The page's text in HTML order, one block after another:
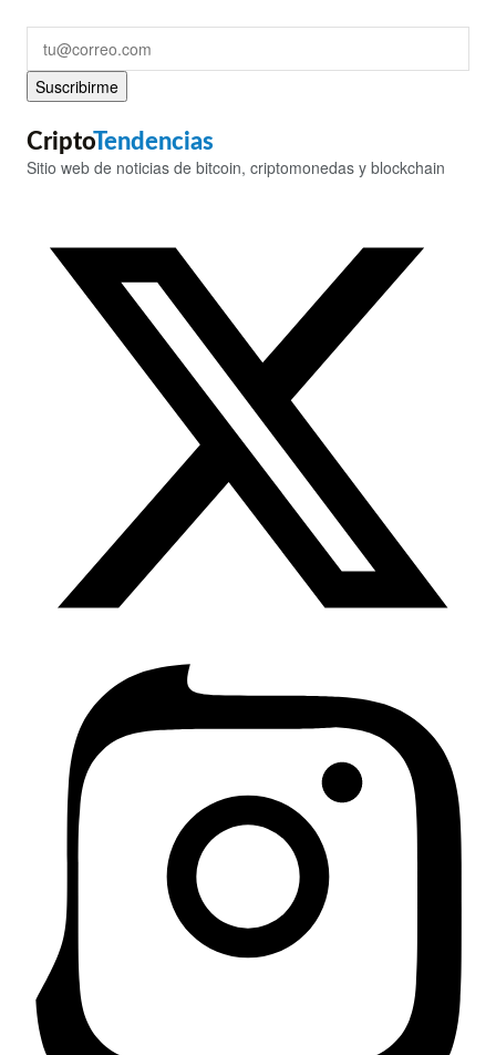
Suscribirme
CriptoTendencias
Sitio web de noticias de bitcoin, criptomonedas y blockchain